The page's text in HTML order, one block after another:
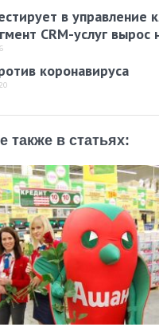
в управление
CRM-услуг вырос
коронавируса
также в статьях: